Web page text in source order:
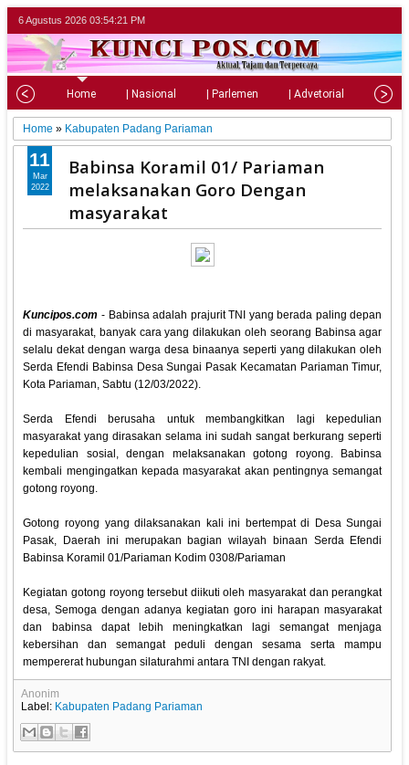
6 Agustus 2026 03:54:22 PM
Home | Nasional | Parlemen | Advetorial |
Home » Kabupaten Padang Pariaman
Babinsa Koramil 01/ Pariaman
melaksanakan Goro Dengan
masyarakat
Kuncipos.com - Babinsa adalah prajurit TNI yang berada paling depan
di masyarakat, banyak cara yang dilakukan oleh seorang Babinsa agar
selalu dekat dengan warga desa binaanya seperti yang dilakukan oleh
Serda Efendi Babinsa Desa Sungai Pasak Kecamatan Pariaman Timur,
Kota Pariaman, Sabtu (12/03/2022).
Serda Efendi berusaha untuk membangkitkan lagi kepedulian
masyarakat yang dirasakan selama ini sudah sangat berkurang seperti
kepedulian sosial, dengan melaksanakan gotong royong. Babinsa
kembali mengingatkan kepada masyarakat akan pentingnya semangat
gotong royong.
Gotong royong yang dilaksanakan kali ini bertempat di Desa Sungai
Pasak, Daerah ini merupakan bagian wilayah binaan Serda Efendi
Babinsa Koramil 01/Pariaman Kodim 0308/Pariaman
Kegiatan gotong royong tersebut diikuti oleh masyarakat dan perangkat
desa, Semoga dengan adanya kegiatan goro ini harapan masyarakat
dan babinsa dapat lebih meningkatkan lagi semangat menjaga
kebersihan dan semangat peduli dengan sesama serta mampu
mempererat hubungan silaturahmi antara TNI dengan rakyat.
11
Mar
2022
Anonim
Label: Kabupaten Padang Pariaman